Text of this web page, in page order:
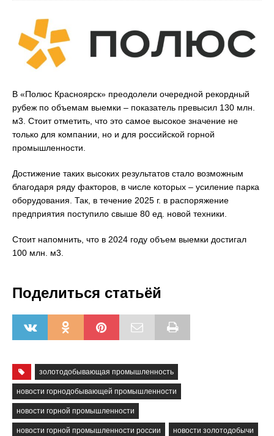
В «Полюс Красноярск» преодолели очередной рекордный
рубеж по объемам выемки – показатель превысил 130 млн.
м3. Стоит отметить, что это самое высокое значение не
только для компании, но и для российской горной
промышленности.
Достижение таких высоких результатов стало возможным
благодаря ряду факторов, в числе которых – усиление парка
оборудования. Так, в течение 2025 г. в распоряжение
предприятия поступило свыше 80 ед. новой техники.
Стоит напомнить, что в 2024 году объем выемки достигал
100 млн. м3.
Поделиться статьёй
золотодобывающая промышленность
новости горнодобывающей промышленности
новости горной промышленности
новости горной промышленности россии новости золотодобычи